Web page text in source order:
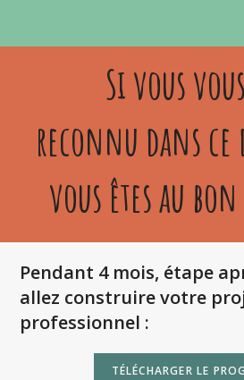
Si vous
reconnu dans
vous êtes au
Pendant 4 mois, étape
allez construire votre
professionnel :
TÉLÉCHARGER LE